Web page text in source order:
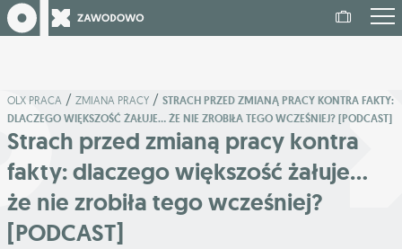
OLX PRACA / ZMIANA PRACY / STRACH PRZED ZMIANĄ PRACY KONTRA FAKTY:
DLACZEGO WIĘKSZOŚĆ ŻAŁUJE… ŻE NIE ZROBIŁA TEGO WCZEŚNIEJ? [PODCAST]
Strach przed zmianą pracy kontra
fakty: dlaczego większość żałuje…
że nie zrobiła tego wcześniej?
[PODCAST]